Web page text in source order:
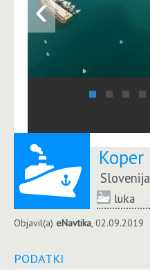
‹
Koper
Slovenija
luka
Objavil(a) eNavtika, 02.09.2019
PODATKI